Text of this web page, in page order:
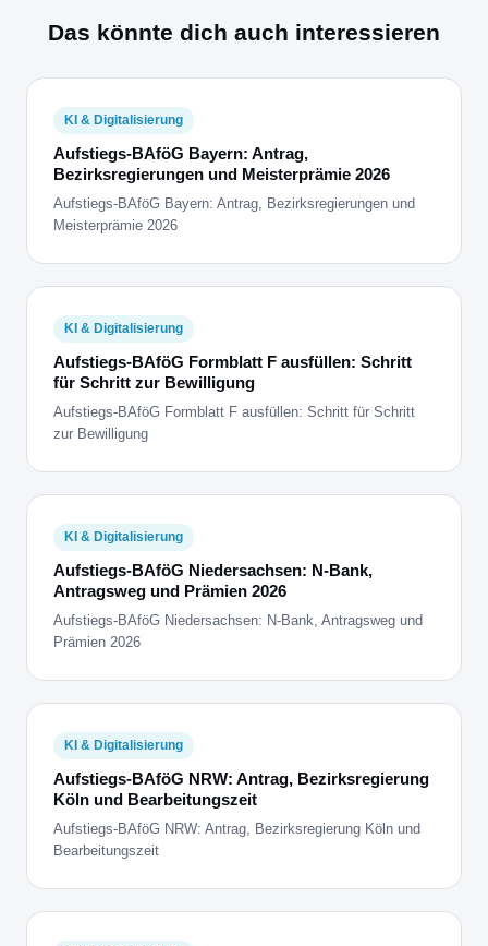
Das könnte dich auch interessieren
KI & Digitalisierung
Aufstiegs-BAföG Bayern: Antrag,
Bezirksregierungen und Meisterprämie 2026
Aufstiegs-BAföG Bayern: Antrag, Bezirksregierungen und
Meisterprämie 2026
KI & Digitalisierung
Aufstiegs-BAföG Formblatt F ausfüllen: Schritt
für Schritt zur Bewilligung
Aufstiegs-BAföG Formblatt F ausfüllen: Schritt für Schritt
zur Bewilligung
KI & Digitalisierung
Aufstiegs-BAföG Niedersachsen: N-Bank,
Antragsweg und Prämien 2026
Aufstiegs-BAföG Niedersachsen: N-Bank, Antragsweg und
Prämien 2026
KI & Digitalisierung
Aufstiegs-BAföG NRW: Antrag, Bezirksregierung
Köln und Bearbeitungszeit
Aufstiegs-BAföG NRW: Antrag, Bezirksregierung Köln und
Bearbeitungszeit